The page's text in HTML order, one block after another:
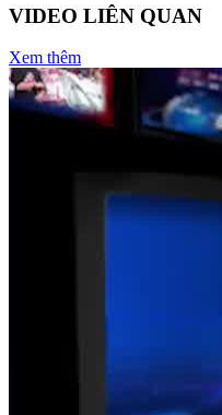
VIDEO LIÊN QUAN
Xem thêm